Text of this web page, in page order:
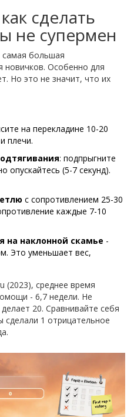
сделать
не супермен
самая большая
новичков. Особенно для
Но это не значит, что их
на перекладине 10-20
плечи.
: подпрыгните
опускайтесь (5-7 секунд).
с сопротивлением 25-30
каждые 7-10
на наклонной скамье -
Это уменьшает вес,
(2023), среднее время
- 6,7 недели. Не
20. Сравнивайте себя
сделали 1 отрицательное